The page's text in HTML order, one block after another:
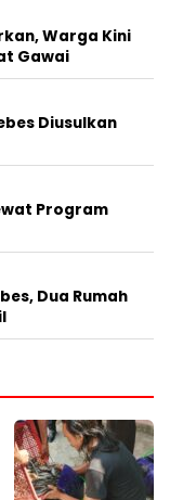
Warga Kini
Gawai
Diusulkan
Program
Dua Rumah